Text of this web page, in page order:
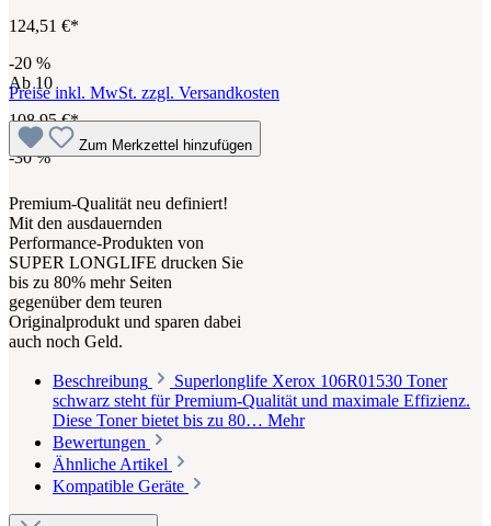
124,51 €*
-20 %
Ab10
108,95 €*
-30%
Preise inkl. MwSt. zzgl. Versandkosten
Zum Merkzettel hinzufügen
Premium-Qualität neu definiert!
Mit den ausdauernden
Performance-Produkten von
SUPER LONGLIFE drucken Sie
bis zu 80% mehr Seiten
gegenüber dem teuren
Originalprodukt und sparen dabei
auch noch Geld.
Beschreibung
Superlonglife Xerox 106R01530 Toner
schwarz steht für Premium-Qualität und maximale Effizienz.
Diese Toner bietet bis zu 80… Mehr
Bewertungen
Ähnliche Artikel
Kompatible Geräte